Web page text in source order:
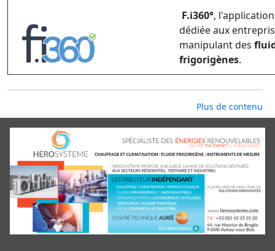
F.i360°,
dédiée aux
manipulant des
frigorigènes.
Plus de contenu